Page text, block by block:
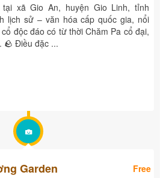
xã Gio An, huyện Gio Linh, tỉnh
lịch sử – văn hóa cấp quốc gia, nổi
độc đáo có từ thời Chăm Pa cổ đại,
🪨 Điều đặc ...
Garden Free